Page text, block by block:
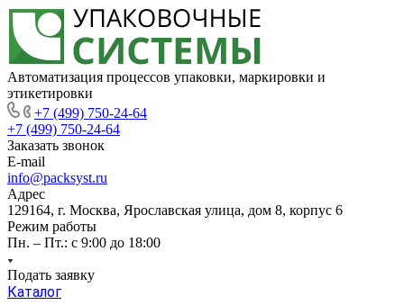
Автоматизация процессов упаковки, маркировки и
этикетировки
+7 (499) 750-24-64
+7 (499) 750-24-64
Заказать звонок
E-mail
info@packsyst.ru
Адрес
129164, г. Москва, Ярославская улица, дом 8, корпус 6
Режим работы
Пн. – Пт.: с 9:00 до 18:00
Подать заявку
Каталог